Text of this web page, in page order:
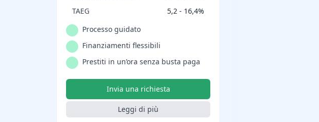
TAEG
5,2 - 16,4%
Processo guidato
Finanziamenti flessibili
Prestiti in un’ora senza busta paga
Leggi di più
Invia una richiesta